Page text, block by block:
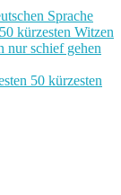
Sprache
kürzesten Witzen
nur schief gehen
50 kürzesten